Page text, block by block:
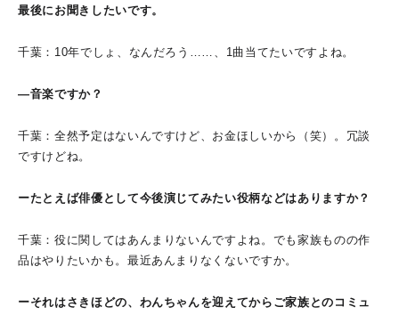
最後にお聞きしたいです。
千葉：10年でしょ、なんだろう……、1曲当てたいですよね。
―音楽ですか？
千葉：全然予定はないんですけど、お金ほしいから（笑）。冗談
ですけどね。
ーたとえば俳優として今後演じてみたい役柄などはありますか？
千葉：役に関してはあんまりないんですよね。でも家族ものの作
品はやりたいかも。最近あんまりなくないですか。
ーそれはさきほどの、わんちゃんを迎えてからご家族とのコミュ